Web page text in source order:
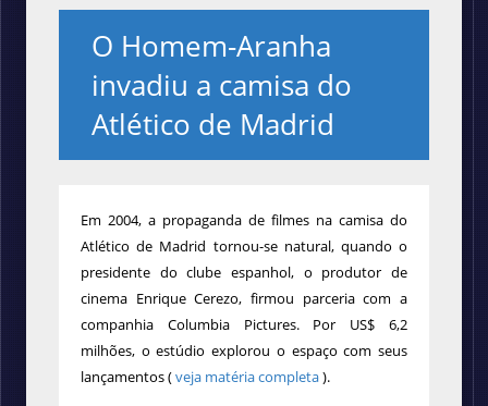
O Homem-Aranha
invadiu a camisa do
Atlético de Madrid
Em 2004, a propaganda de filmes na camisa do
Atlético de Madrid tornou-se natural, quando o
presidente do clube espanhol, o produtor de
cinema Enrique Cerezo, firmou parceria com a
companhia Columbia Pictures. Por US$ 6,2
milhões, o estúdio explorou o espaço com seus
lançamentos (veja matéria completa).